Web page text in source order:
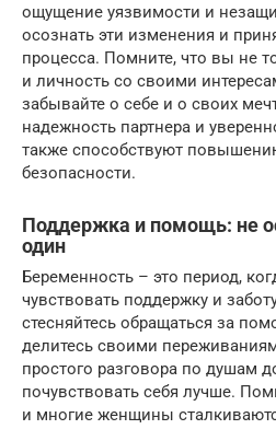
ощущение уязвимости и
осознать эти изменения и
процесса. Помните, что вы не
и личность со своими
забывайте о себе и о своих
надежность партнера и
также способствуют
безопасности.
Поддержка и помощь: не
один
Беременность – это период,
чувствовать поддержку и
стесняйтесь обращаться за
делитесь своими
простого разговора по душам
почувствовать себя лучше.
и многие женщины